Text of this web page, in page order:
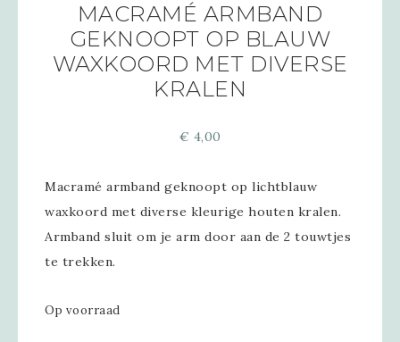
MACRAMÉ ARMBAND
GEKNOOPT OP BLAUW
WAXKOORD MET DIVERSE
KRALEN
€ 4,00
Macramé armband geknoopt op lichtblauw
waxkoord met diverse kleurige houten kralen.
Armband sluit om je arm door aan de 2 touwtjes
te trekken.
Op voorraad